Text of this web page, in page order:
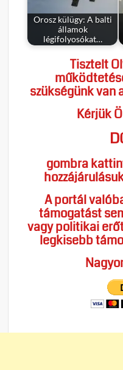
Orosz külügy: A balti
államok
légifolyosókat…
Tisztelt
szükségünk van
Kérjük
gombra
A portál
támogatást
vagy politikai
legkisebb